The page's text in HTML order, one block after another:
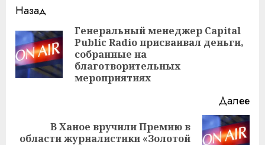
Навигация
записи
Назад
Генеральный менеджер Capital
Public Radio присваивал деньги,
собранные на
благотворительных
мероприятиях
Далее
Следующая
В Ханое вручили Премию в
области журналистики «Золотой